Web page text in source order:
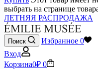
выбрать на странице
ЛЕТНЯЯ РАСПРОДАЖА
Поиск Избранное 0
Вход
Корзина0₽ 0